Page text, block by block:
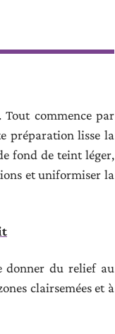
commence par
préparation lisse la
fond de teint léger,
et uniformiser la
donner du relief au
clairsemées et à